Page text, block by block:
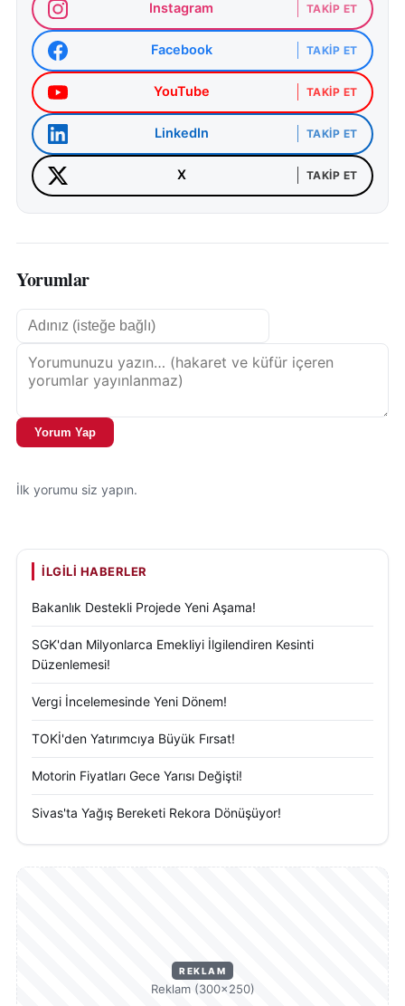
Instagram TAKIP ET
Facebook TAKIP ET
YouTube TAKIP ET
LinkedIn TAKIP ET
X TAKIP ET
Yorumlar
Yorum Yap
İlk yorumu siz yapın.
İLGILI HABERLER
Bakanlık Destekli Projede Yeni Aşama!
SGK'dan Milyonlarca Emekliyi İlgilendiren Kesinti
Düzenlemesi!
Vergi İncelemesinde Yeni Dönem!
TOKİ'den Yatırımcıya Büyük Fırsat!
Motorin Fiyatları Gece Yarısı Değişti!
Sivas'ta Yağış Bereketi Rekora Dönüşüyor!
REKLAM
Reklam (300×250)